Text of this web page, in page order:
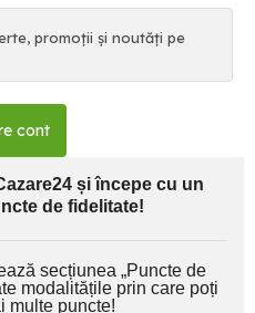
promoții și noutăți pe
cont
și începe cu un
de fidelitate!
secțiunea „Puncte de
modalitățile prin care poți
multe puncte!